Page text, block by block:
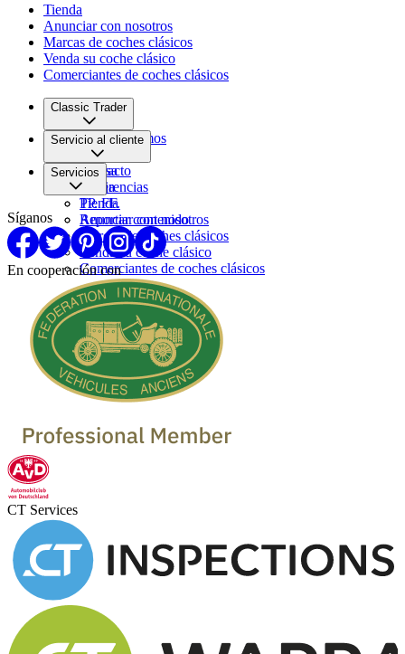
Tienda
Anunciar con nosotros
Marcas de coches clásicos
Venda su coche clásico
Comerciantes de coches clásicos
Classic Trader
Quiénes somos
Empleo
Prensa
Pareja
Servicio al cliente
Contacto
Sugerencias
PP. FF.
Reportar contenido
Servicios
Tienda
Anunciar con nosotros
Marcas de coches clásicos
Venda su coche clásico
Comerciantes de coches clásicos
Síganos
En cooperación con
CT Services